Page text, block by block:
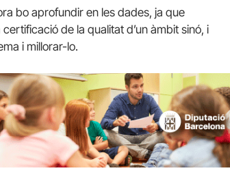
bo aprofundir en les dades, ja que
de la qualitat d’un àmbit sinó, i
i millorar-lo.